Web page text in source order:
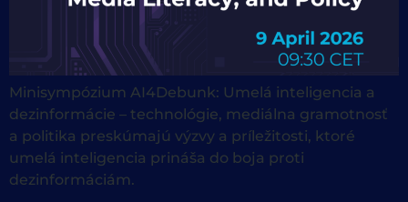
Minisympózium AI4Debunk: Umelá inteligencia a
dezinformácie – technológie, mediálna gramotnosť
a politika preskúmajú výzvy a príležitosti, ktoré
umelá inteligencia prináša do boja proti
dezinformáciám.